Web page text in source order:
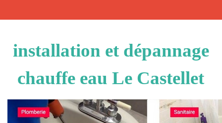
installation et dépannage
chauffe eau Le Castellet